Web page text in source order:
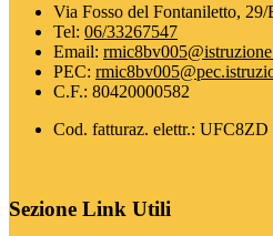
Via Fosso del Fontaniletto,
Tel: 06/33267547
Email:
PEC:
C.F.: 80420000582
Cod. fatturaz. elettr.: UFC8ZD
Sezione Link Utili